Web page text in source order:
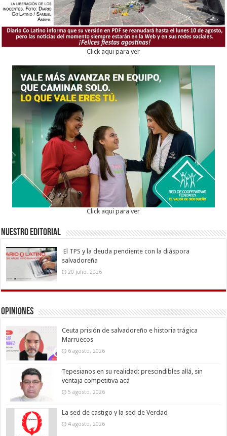
Click aqui para ver
Click aqui para ver
Nuestro Editorial
El TPS y la deuda pendiente con la diáspora
salvadoreña
20 julio, 2026
Opiniones
Ceuta prisión de salvadoreño e historia trágica
Marruecos
6 agosto, 2026
Tepesianos en su realidad: prescindibles allá, sin
ventaja competitiva acá
5 agosto, 2026
La sed de castigo y la sed de Verdad
4 agosto, 2026